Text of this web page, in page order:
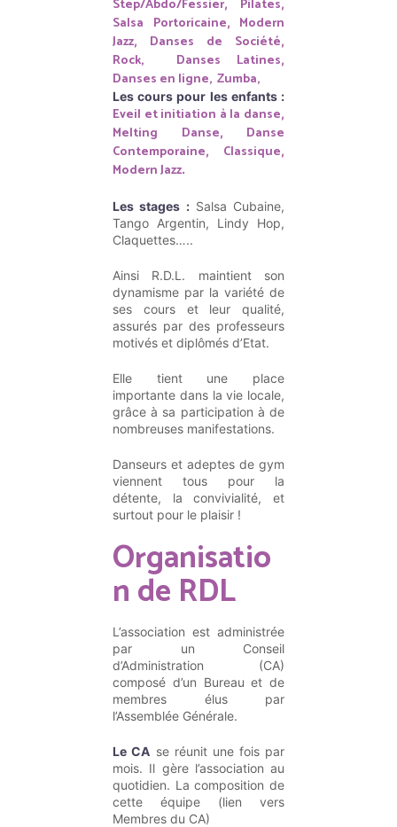
Step/Abdo/Fessier, Pilates,
Salsa Portoricaine, Modern
Jazz, Danses de Société,
Rock, Danses Latines,
Danses en ligne, Zumba,
Les cours pour les enfants :
Eveil et initiation à la danse,
Melting Danse, Danse
Contemporaine, Classique,
Modern Jazz.
Les stages :Salsa Cubaine,
Tango Argentin, Lindy Hop,
Claquettes…..
Ainsi R.D.L. maintient son
dynamisme par la variété de
ses cours et leur qualité,
assurés par des professeurs
motivés et diplômés d’Etat.
Elle tient une place
importante dans la vie locale,
grâce à sa participation à de
nombreuses manifestations.
Danseurs et adeptes de gym
viennent tous pour la
détente, la convivialité, et
surtout pour le plaisir !
Organisatio
n de RDL
L’association est administrée
par un Conseil
d’Administration (CA)
composé d’un Bureau et de
membres élus par
l’Assemblée Générale.
Le CA se réunit une fois par
mois. Il gère l’association au
quotidien. La composition de
cette équipe (lien vers
Membres du CA)